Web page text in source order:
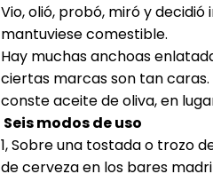
Vio, olió, probó, miró y
mantuviese comestible.
Hay muchas anchoas
ciertas marcas son tan caras.
conste aceite de oliva, en
Seis modos de uso
1, Sobre una tostada o trozo
de cerveza en los bares